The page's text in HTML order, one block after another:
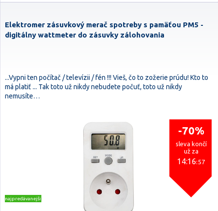
Elektromer zásuvkový merač spotreby s pamäťou PM5 -
digitálny wattmeter do zásuvky zálohovania
...Vypni ten počítač / televízii / fén !!! Vieš, čo to zožerie prúdu! Kto to
má platiť ... Tak toto už nikdy nebudete počuť, toto už nikdy
nemusíte…
-70%
sleva končí
už za
14:16:56
najpredávanejšie